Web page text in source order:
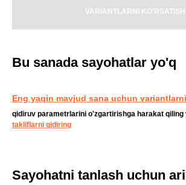
VARIANTLARNI KO'RSATISH
Bu sanada sayohatlar yo'q
Eng yaqin mavjud sana uchun
qidiruv parametrlarini o'zgartirishga harakat qiling
takliflarni qidiring
Sayohatni tanlash uchun